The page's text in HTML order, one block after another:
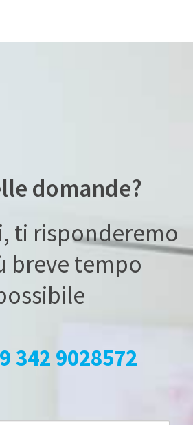
domande?
ti risponderemo
breve tempo
342 9028572